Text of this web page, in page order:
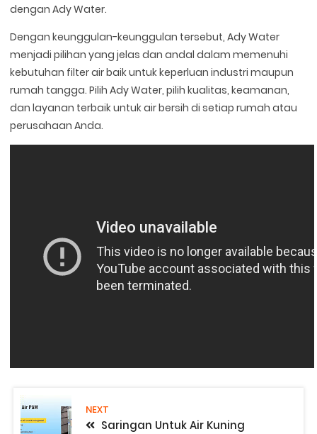
dengan Ady Water.
Dengan keunggulan-keunggulan tersebut, Ady Water
menjadi pilihan yang jelas dan andal dalam memenuhi
kebutuhan filter air baik untuk keperluan industri maupun
rumah tangga. Pilih Ady Water, pilih kualitas, keamanan,
dan layanan terbaik untuk air bersih di setiap rumah atau
perusahaan Anda.
NEXT
Saringan Untuk Air Kuning